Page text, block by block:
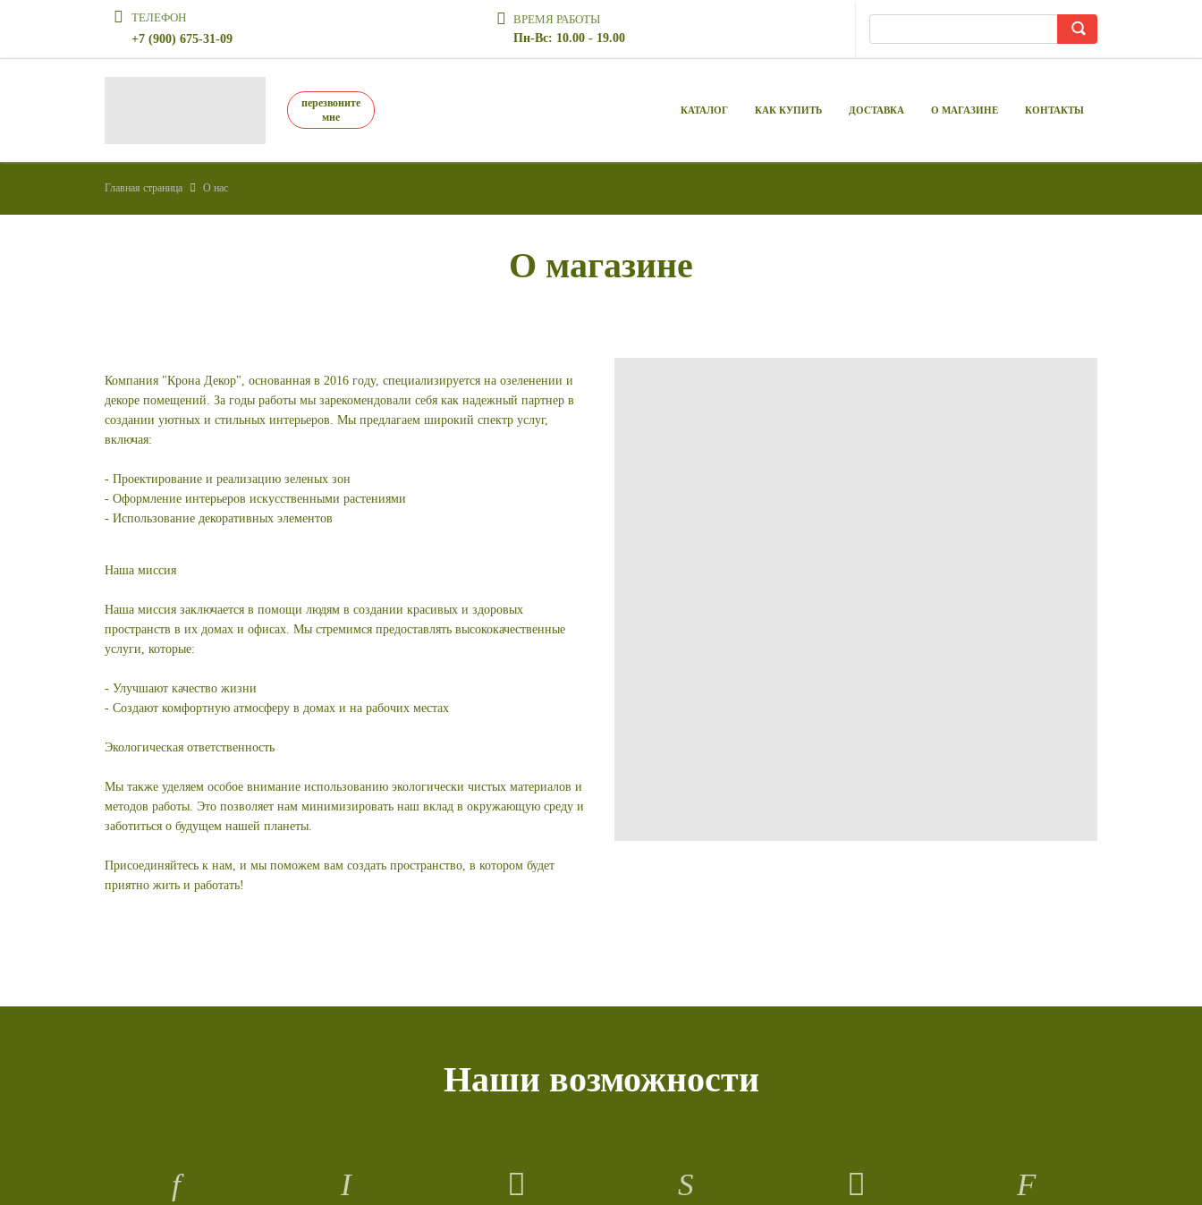
ТЕЛЕФОН
+7 (900) 675-31-09
ВРЕМЯ РАБОТЫ
Пн-Вс: 10.00 - 19.00
перезвоните
мне
КАТАЛОГ КАК КУПИТЬ ДОСТАВКА О МАГАЗИНЕ КОНТАКТЫ
Главная страница О нас
О магазине
Компания "Крона Декор", основанная в 2016 году, специализируется на озеленении и
декоре помещений. За годы работы мы зарекомендовали себя как надежный партнер в
создании уютных и стильных интерьеров. Мы предлагаем широкий спектр услуг,
включая:
- Проектирование и реализацию зеленых зон
- Оформление интерьеров искусственными растениями
- Использование декоративных элементов
Наша миссия
Наша миссия заключается в помощи людям в создании красивых и здоровых
пространств в их домах и офисах. Мы стремимся предоставлять высококачественные
услуги, которые:
- Улучшают качество жизни
- Создают комфортную атмосферу в домах и на рабочих местах
Экологическая ответственность
Мы также уделяем особое внимание использованию экологически чистых материалов и
методов работы. Это позволяет нам минимизировать наш вклад в окружающую среду и
заботиться о будущем нашей планеты.
Присоединяйтесь к нам, и мы поможем вам создать пространство, в котором будет
приятно жить и работать!
Наши возможности